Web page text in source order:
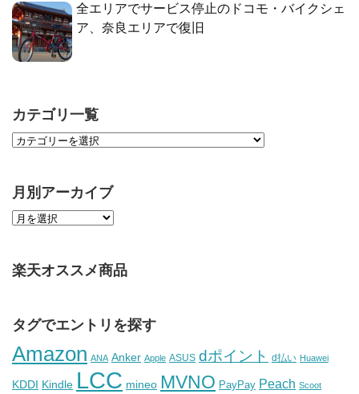
全エリアでサービス停止のドコモ・バイクシェ
ア、奈良エリアで復旧
カテゴリ一覧
月別アーカイブ
楽天オススメ商品
タグでエントリを探す
Amazon ANA Anker Apple ASUS dポイント d払い Huawei
KDDI Kindle LCC mineo MVNO PayPay Peach Scoot